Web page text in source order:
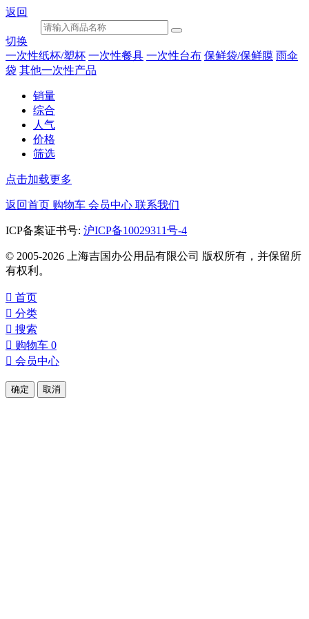
返回
切换
一次性纸杯/塑杯 一次性餐具 一次性台布 保鲜袋/保鲜膜 雨伞
袋 其他一次性产品
销量
综合
人气
价格
筛选
点击加载更多
返回首页 购物车 会员中心 联系我们
ICP备案证书号: 沪ICP备10029311号-4
© 2005-2026 上海吉国办公用品有限公司 版权所有，并保留所
有权利。
 首页
 分类
 搜索
 购物车 0
 会员中心
确定 取消